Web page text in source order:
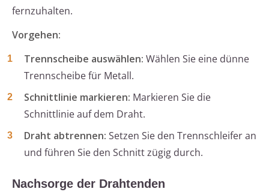
fernzuhalten.
Vorgehen:
Trennscheibe auswählen: Wählen Sie eine dünne
Trennscheibe für Metall.
Schnittlinie markieren: Markieren Sie die
Schnittlinie auf dem Draht.
Draht abtrennen: Setzen Sie den Trennschleifer an
und führen Sie den Schnitt zügig durch.
Nachsorge der Drahtenden